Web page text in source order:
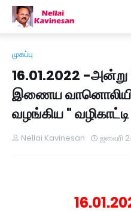
முகப்பு
16.01.2022 -
இணைய
வழங்கிய "
Nellai Kavinesan ஜனவரி